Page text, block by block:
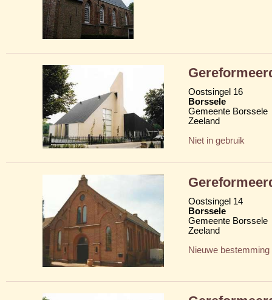
Oostsingel 16
Borssele
Gemeente Borssele
Zeeland
Niet in gebruik
Oostsingel 14
Borssele
Gemeente Borssele
Zeeland
Nieuwe bestemming